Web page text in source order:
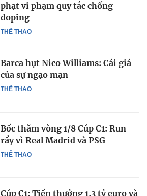
THỂ THAO
phạt vi phạm quy tắc chống
doping
THỂ THAO
Barca hụt Nico Williams: Cái giá
của sự ngạo mạn
THỂ THAO
Bốc thăm vòng 1/8 Cúp C1: Run
rẩy vì Real Madrid và PSG
Cúp C1: Tiền thưởng 1,3 tỷ euro và